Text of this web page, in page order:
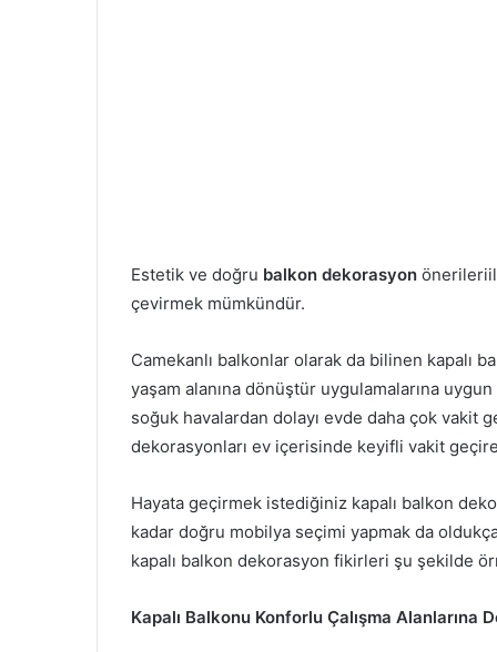
Estetik ve doğru balkon dekorasyon
çevirmek mümkündür.
Camekanlı balkonlar olarak da bilinen kapalı
yaşam alanına dönüştür uygulamalarına
soğuk havalardan dolayı evde daha çok vakit
dekorasyonları ev içerisinde keyifli vakit
Hayata geçirmek istediğiniz kapalı balkon
kadar doğru mobilya seçimi yapmak da
kapalı balkon dekorasyon fikirleri şu şekilde
Kapalı Balkonu Konforlu Çalışma Alanlarına